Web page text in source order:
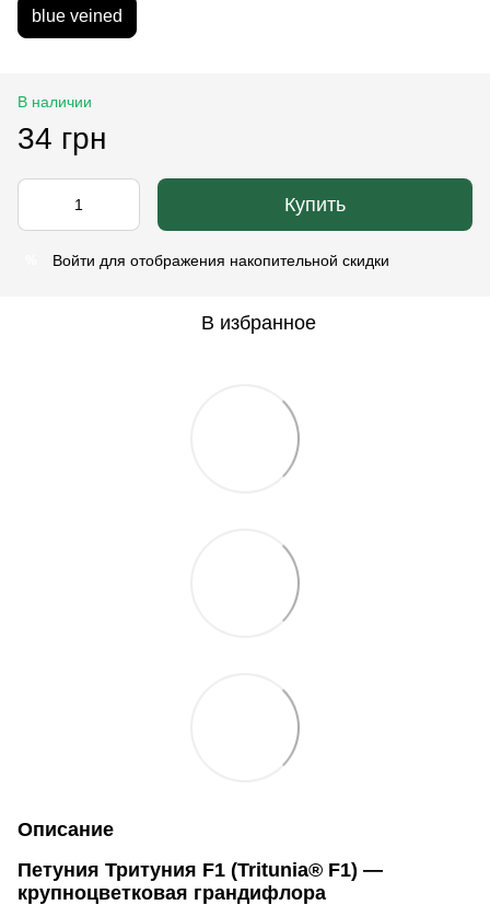
blue veined
В наличии
34 грн
Купить
Войти для отображения накопительной скидки
В избранное
Описание
Петуния Тритуния F1 (Tritunia® F1) —
крупноцветковая грандифлора